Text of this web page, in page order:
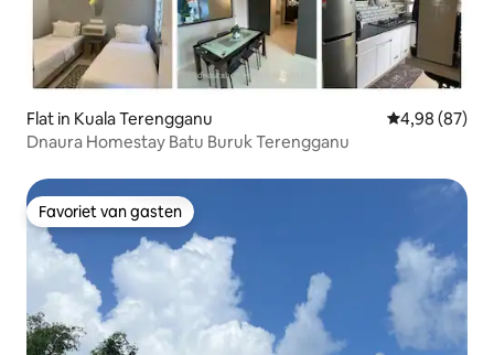
Flat in Kuala Terengganu Gemiddelde
4,98 (87)
Dnaura Homestay Batu Buruk Terengganu
Favoriet van gasten
Favoriet van gasten